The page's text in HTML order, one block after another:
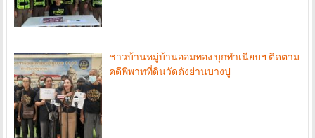
ชาวบ้านหมู่บ้านออมทอง บุกทำเนียบฯ ติดตาม
คดีพิพาทที่ดินวัดดังย่านบางปู